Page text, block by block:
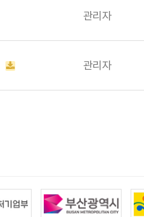
관리자
관리자